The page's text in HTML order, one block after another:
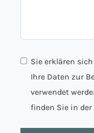
Sie erklären
Ihre Daten zur
verwendet
finden Sie in der